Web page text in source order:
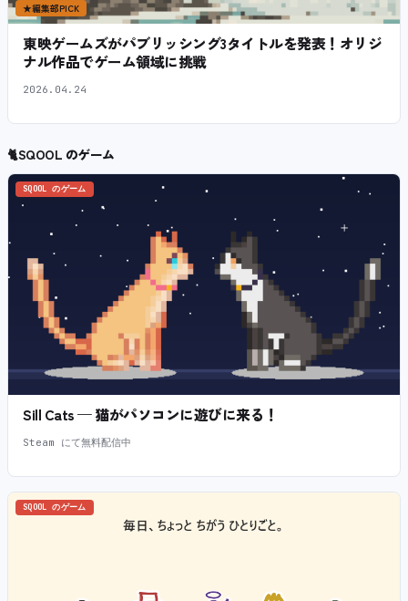
★編集部PICK
東映ゲームズがパブリッシング3タイトルを発表！オリジ
ナル作品でゲーム領域に挑戦
2026.04.24
🐈SQOOL のゲーム
SQOOL のゲーム
Sill Cats — 猫がパソコンに遊びに来る！
Steam にて無料配信中
SQOOL のゲーム